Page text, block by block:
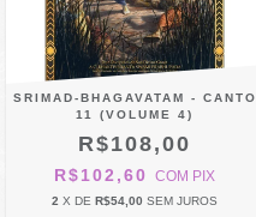
SRIMAD-BHAGAVATAM - CANTO
11 (VOLUME 4)
R$108,00
R$102,60 COM PIX
2 X DE R$54,00 SEM JUROS